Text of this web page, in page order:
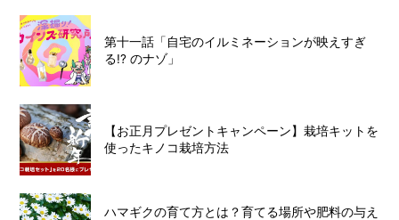
第十一話「自宅のイルミネーションが映えすぎ
る!? のナゾ」
【お正月プレゼントキャンペーン】栽培キットを
使ったキノコ栽培方法
ハマギクの育て方とは？育てる場所や肥料の与え